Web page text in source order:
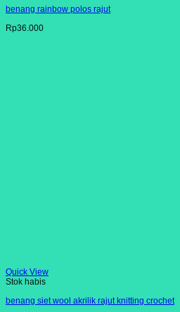
benang rainbow polos rajut
Rp36.000
Quick View
Stok habis
benang siet wool akrilik rajut knitting crochet